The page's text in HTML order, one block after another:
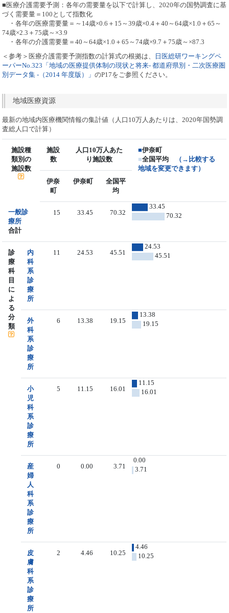
■医療介護需要予測：各年の需要量を以下で計算し、2020年の国勢調査に基
づく需要量＝100として指数化
・各年の医療需要量＝～14歳×0.6＋15～39歳×0.4＋40～64歳×1.0＋65～
74歳×2.3＋75歳～×3.9
・各年の介護需要量＝40～64歳×1.0＋65～74歳×9.7＋75歳～×87.3
＜参考＞医療介護需要予測指数の計算式の根拠は、
日医総研ワーキングペ
ーパーNo.323「地域の医療提供体制の現状と将来- 都道府県別・二次医療圏
別データ集 -（2014 年度版）」のP17をご参照ください。
地域医療資源
最新の地域内医療機関情報の集計値（人口10万人あたりは、2020年国勢調
査総人口で計算）
施設種
類別の
施設数
施設
数
人口10万人あた
り施設数
■伊奈町
■全国平均
（→比較する
地域を変更できます）
伊奈
町
伊奈町
全国平
均
一般診
療所
合計
15 33.45 70.32
33.45
70.32
診
療
科
目
に
よ
る
分
類
内
科
系
診
療
所
11 24.53 45.51
24.53
45.51
外
科
系
診
療
所
6 13.38 19.15
13.38
19.15
小
児
科
系
診
療
所
5 11.15 16.01
11.15
16.01
産
婦
人
科
系
診
療
所
0 0.00 3.71
0.00
3.71
皮
膚
科
系
診
療
所
2 4.46 10.25
4.46
10.25